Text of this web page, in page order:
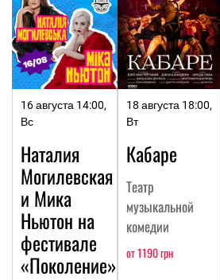
16 августа 14:00,
Вс
Наталия
Могилевская
и Мика
Ньютон на
фестивале
«Поколение»
18 августа 18:00,
Вт
Кабаре
Театр
музыкальной
комедии
от 1190 грн